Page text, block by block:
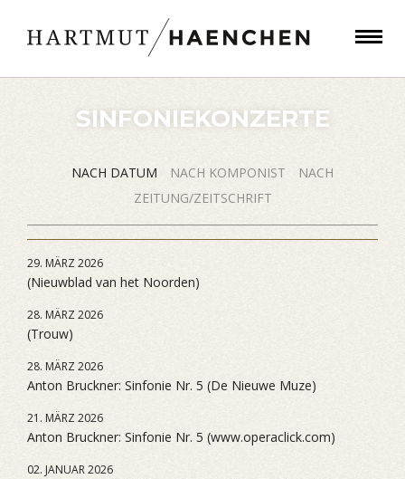
SINFONIEKONZERTE
NACH DATUM NACH KOMPONIST
NACH
ZEITUNG/ZEITSCHRIFT
29. MÄRZ 2026
(Nieuwblad van het Noorden)
28. MÄRZ 2026
(Trouw)
28. MÄRZ 2026
Anton Bruckner: Sinfonie Nr. 5 (De Nieuwe Muze)
21. MÄRZ 2026
Anton Bruckner: Sinfonie Nr. 5 (www.operaclick.com)
02. JANUAR 2026